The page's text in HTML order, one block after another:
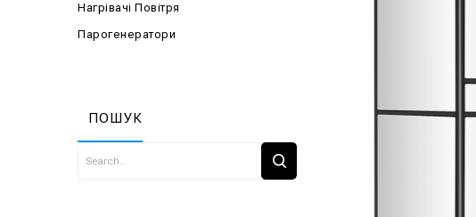
Нагрівачі Повітря
Парогенератори
ПОШУК